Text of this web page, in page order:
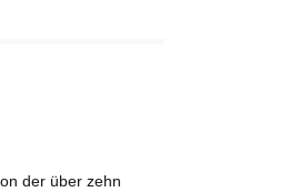
der über zehn